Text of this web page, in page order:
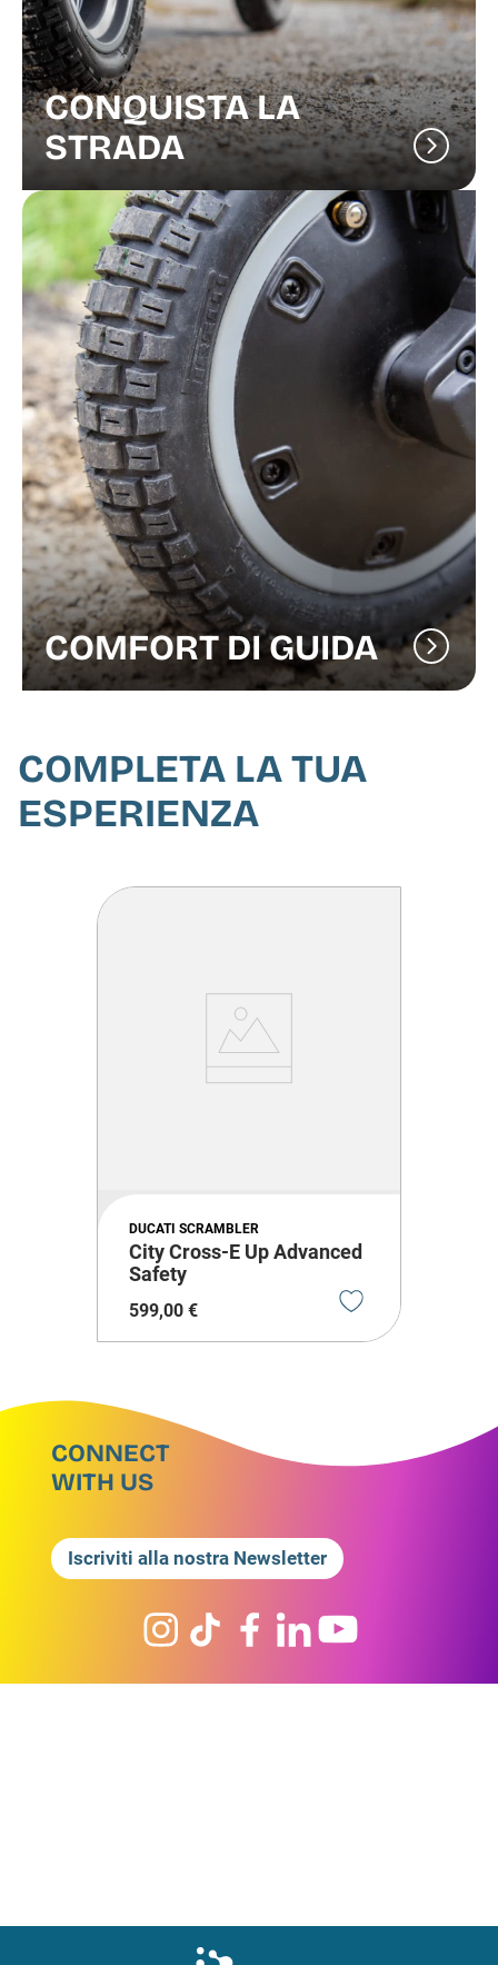
CONQUISTA LA
STRADA
COMFORT DI GUIDA
COMPLETA LA TUA
ESPERIENZA
DUCATI SCRAMBLER
City Cross-E Up Advanced
Safety
599,00 €
CONNECT
WITH US
Iscriviti alla nostra Newsletter